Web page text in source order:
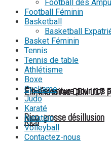
Fin d’aventure pour nos
Rica
Éliminatoires CDM U17
Rico, grosse désillusion
Football des
Football Féminin
Basketball
Basketball
Basket Féminin
Tennis
Tennis de table
Athlétisme
Boxe
Cyclisme
Judo
Karaté
Natation
Volleyball
Contactez-nous